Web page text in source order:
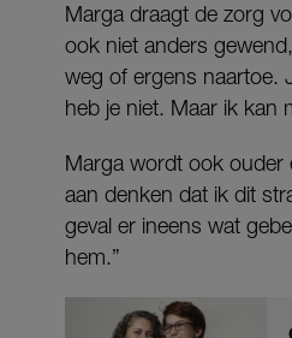
Marga draagt de zorg
ook niet anders
weg of ergens naartoe.
heb je niet. Maar ik kan
Marga wordt ook ouder
aan denken dat ik dit
geval er ineens wat
hem.”